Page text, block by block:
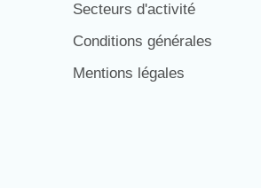
Secteurs d'activité
Conditions générales
Mentions légales